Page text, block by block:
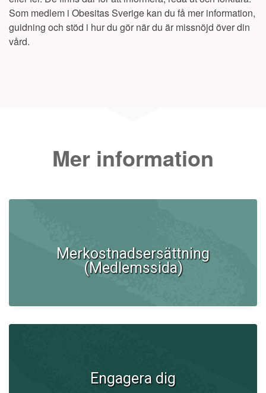
Som medlem i Obesitas Sverige kan du få mer information,
guidning och stöd i hur du gör när du är missnöjd över din
vård.
Mer information
Merkostnadsersättning
(Medlemssida)
Engagera dig